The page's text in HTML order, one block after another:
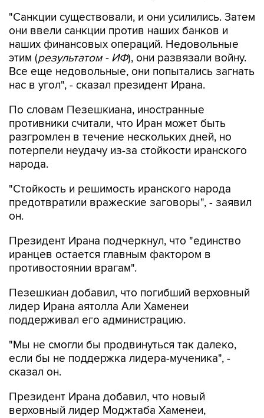
"Санкции существовали, и они усилились. Затем
они ввели санкции против наших банков и
наших финансовых операций. Недовольные
этим (результатом - ИФ), они развязали войну.
Все еще недовольные, они попытались загнать
нас в угол", - сказал президент Ирана.
По словам Пезешкиана, иностранные
противники считали, что Иран может быть
разгромлен в течение нескольких дней, но
потерпели неудачу из-за стойкости иранского
народа.
"Стойкость и решимость иранского народа
предотвратили вражеские заговоры", - заявил
он.
Президент Ирана подчеркнул, что "единство
иранцев остается главным фактором в
противостоянии врагам".
Пезешкиан добавил, что погибший верховный
лидер Ирана аятолла Али Хаменеи
поддерживал его администрацию.
"Мы не смогли бы продвинуться так далеко,
если бы не поддержка лидера-мученика", -
сказал он.
Президент Ирана добавил, что новый
верховный лидер Моджтаба Хаменеи,